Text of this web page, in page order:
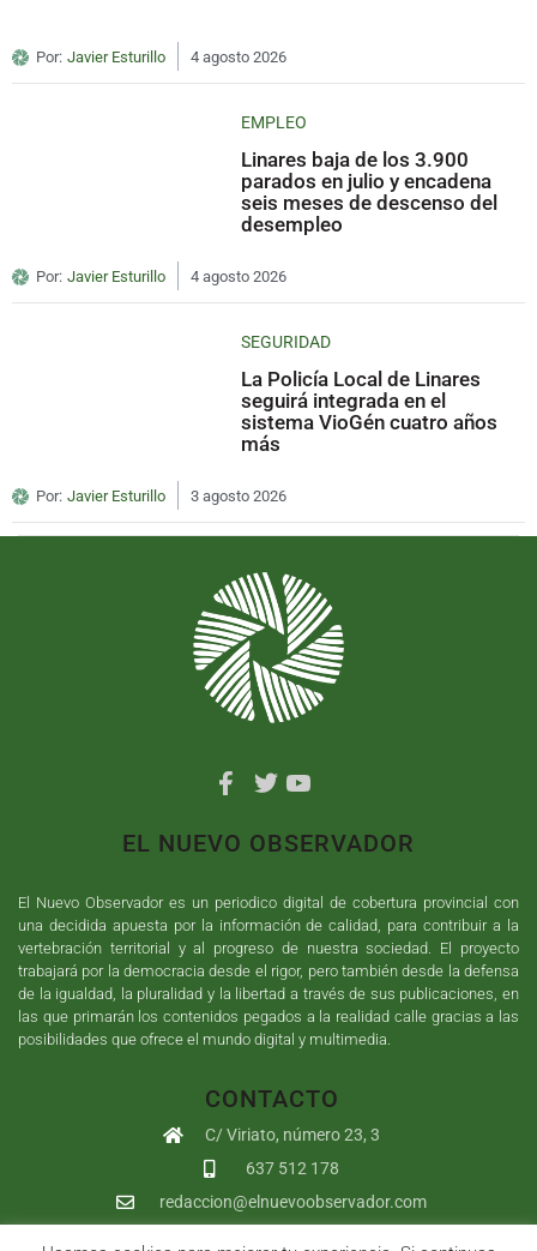
Por: Javier Esturillo 4 agosto 2026
EMPLEO
Linares baja de los 3.900
parados en julio y encadena
seis meses de descenso del
desempleo
Por: Javier Esturillo 4 agosto 2026
SEGURIDAD
La Policía Local de Linares
seguirá integrada en el
sistema VioGén cuatro años
más
Por: Javier Esturillo 3 agosto 2026
EL NUEVO OBSERVADOR
El Nuevo Observador es un periodico digital de cobertura provincial con
una decidida apuesta por la información de calidad, para contribuir a la
vertebración territorial y al progreso de nuestra sociedad. El proyecto
trabajará por la democracia desde el rigor, pero también desde la defensa
de la igualdad, la pluralidad y la libertad a través de sus publicaciones, en
las que primarán los contenidos pegados a la realidad calle gracias a las
posibilidades que ofrece el mundo digital y multimedia.
CONTACTO
C/ Viriato, número 23, 3
637 512 178
redaccion@elnuevoobservador.com